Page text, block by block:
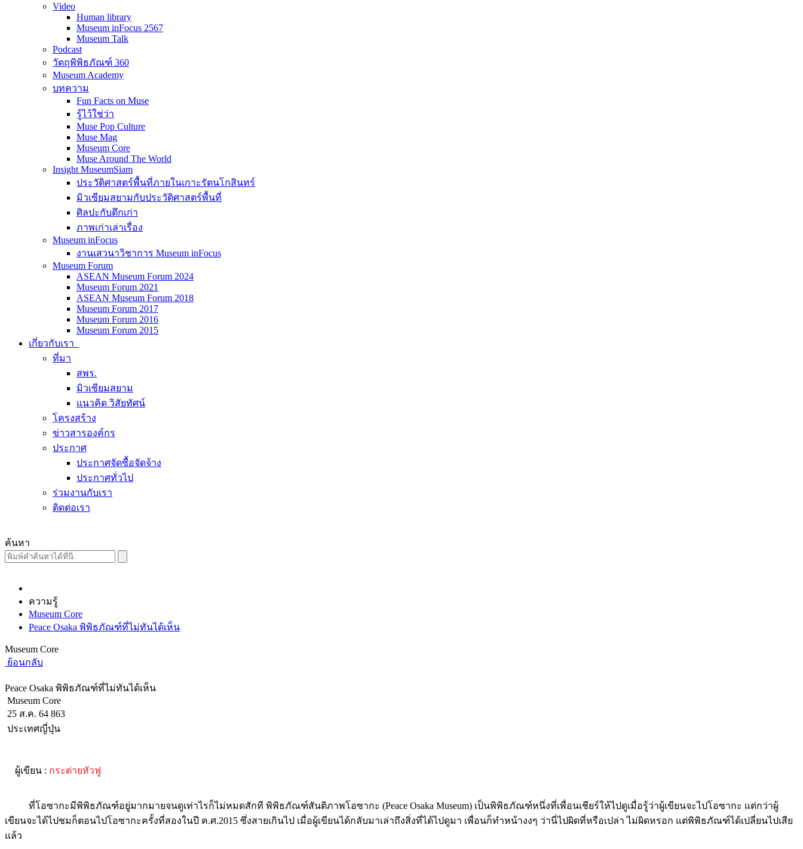
Video
Human library
Museum inFocus 2567
Museum Talk
Podcast
วัตถุพิพิธภัณฑ์ 360
Museum Academy
บทความ
Fun Facts on Muse
รู้ไว้ใช่ว่า
Muse Pop Culture
Muse Mag
Museum Core
Muse Around The World
Insight MuseumSiam
ประวัติศาสตร์พื้นที่ภายในเกาะรัตนโกสินทร์
มิวเซียมสยามกับประวัติศาสตร์พื้นที่
ศิลปะกับตึกเก่า
ภาพเก่าเล่าเรื่อง
Museum inFocus
งานเสวนาวิชาการ Museum inFocus
Museum Forum
ASEAN Museum Forum 2024
Museum Forum 2021
ASEAN Museum Forum 2018
Museum Forum 2017
Museum Forum 2016
Museum Forum 2015
เกี่ยวกับเรา
ที่มา
สพร.
มิวเซียมสยาม
แนวคิด วิสัยทัศน์
โครงสร้าง
ข่าวสารองค์กร
ประกาศ
ประกาศจัดซื้อจัดจ้าง
ประกาศทั่วไป
ร่วมงานกับเรา
ติดต่อเรา
ค้นหา
ความรู้
Museum Core
Peace Osaka พิพิธภัณฑ์ที่ไม่ทันได้เห็น
Museum Core
ย้อนกลับ
Peace Osaka พิพิธภัณฑ์ที่ไม่ทันได้เห็น
Museum Core
25 ส.ค. 64 863
ประเทศญี่ปุ่น
ผู้เขียน : กระต่ายหัวฟู
ที่โอซากะมีพิพิธภัณฑ์อยู่มากมายจนดูเท่าไรก็ไม่หมดสักที พิพิธภัณฑ์สันติภาพโอซากะ (Peace Osaka Museum) เป็นพิพิธภัณฑ์หนึ่งที่เพื่อนเชียร์ให้ไปดูเมื่อรู้ว่าผู้เขียนจะไปโอซากะ แต่กว่าผู้
เขียนจะได้ไปชมก็ตอนไปโอซากะครั้งที่สองในปี ค.ศ.2015 ซึ่งสายเกินไป เมื่อผู้เขียนได้กลับมาเล่าถึงสิ่งที่ได้ไปดูมา เพื่อนก็ทำหน้างงๆ ว่านี่ไปผิดที่หรือเปล่า ไม่ผิดหรอก แต่พิพิธภัณฑ์ได้เปลี่ยนไปเสีย
แล้ว